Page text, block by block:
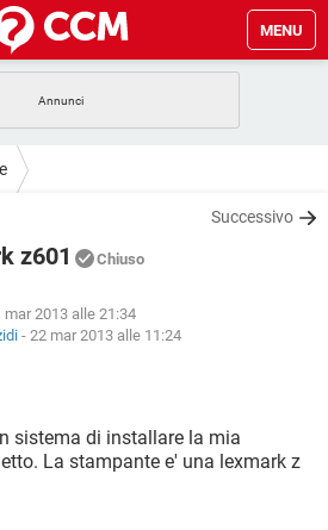
MENU
WHATSAPP
WHATSAPP
GAMING
WINDOWS 10
GAMING
WHATSAPP
WINDOWS 10
Successivo
z601 Chiuso
mar 2013 alle 21:34
- 22 mar 2013 alle 11:24
sistema di installare la mia
La stampante e' una lexmark z